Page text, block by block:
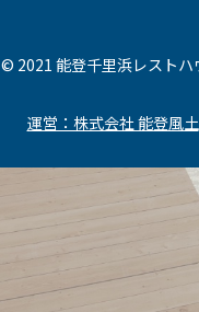
© 2021 能登千里浜レストハ
運営：株式会社 能登風土